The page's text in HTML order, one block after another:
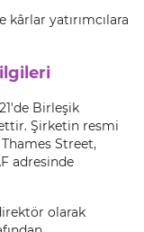
kârlar yatırımcılara
Birleşik
Şirketin resmi
Street,
adresinde
olarak